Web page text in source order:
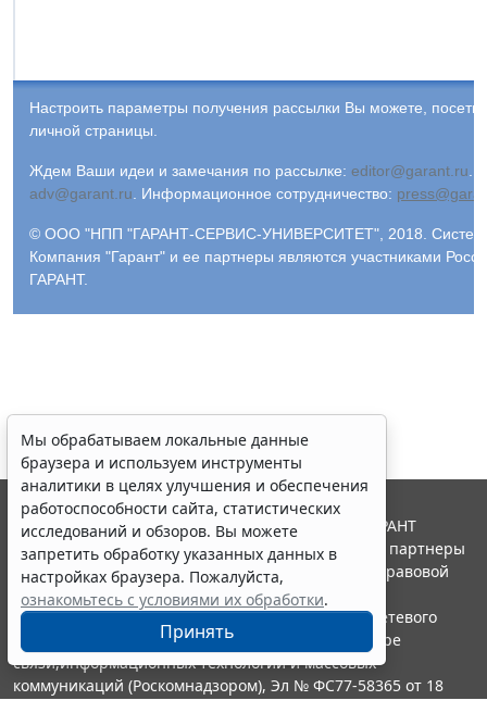
Настроить параметры получения рассылки Вы можете,
личной страницы.
Ждем Ваши идеи и замечания по рассылке: editor@garant.ru
adv@garant.ru
Информационное сотрудничество:
© ООО "НПП "ГАРАНТ-СЕРВИС-УНИВЕРСИТЕТ", 2018. Система
Компания "Гарант" и ее партнеры являются участниками
ГАРАНТ.
Мы обрабатываем локальные данные
браузера и используем инструменты
аналитики в целях улучшения и обеспечения
работоспособности сайта, статистических
исследований и обзоров. Вы можете
запретить обработку указанных данных в
настройках браузера. Пожалуйста,
ознакомьтесь с условиями их обработки.
Принять
© ООО "НПП "ГАРАНТ-СЕРВИС", 2026. Система ГАРАНТ
выпускается с 1990 года. Компания "Гарант" и ее партнеры
являются участниками Российской ассоциации правовой
информации ГАРАНТ.
Портал ГАРАНТ.РУ зарегистрирован в качестве сетевого
издания Федеральной службой по надзору в сфере
связи,информационных технологий и массовых
коммуникаций (Роскомнадзором), Эл № ФС77-58365 от 18